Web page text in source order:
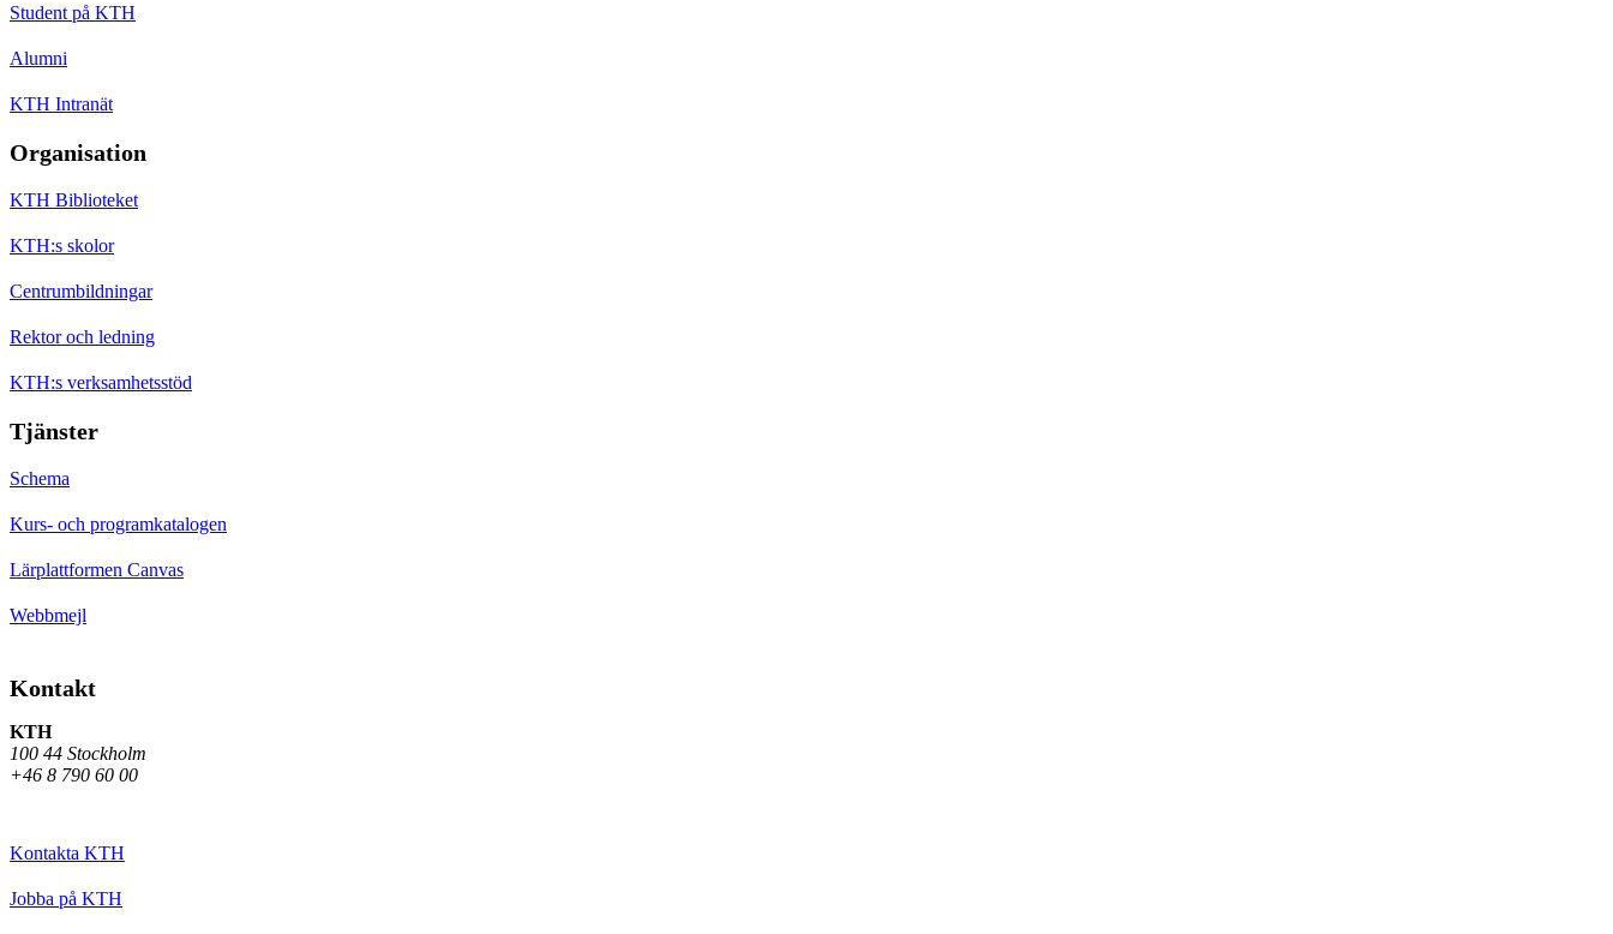
Student på KTH
Alumni
KTH Intranät
Organisation
KTH Biblioteket
KTH:s skolor
Centrumbildningar
Rektor och ledning
KTH:s verksamhetsstöd
Tjänster
Schema
Kurs- och programkatalogen
Lärplattformen Canvas
Webbmejl
Kontakt
KTH
100 44 Stockholm
+46 8 790 60 00
Kontakta KTH
Jobba på KTH